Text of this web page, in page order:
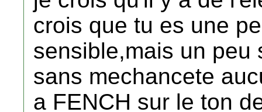
crois que tu es une
sensible,mais un peu
sans mechancete
a FENCH sur le ton